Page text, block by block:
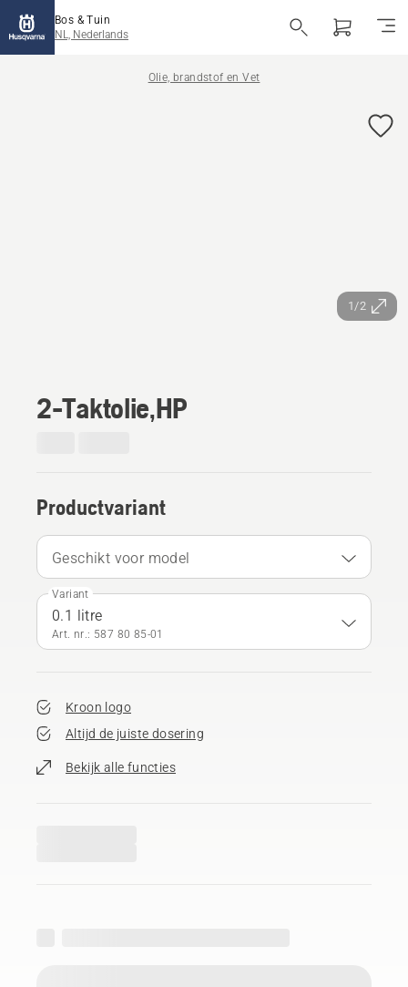
Bos & Tuin
NL, Nederlands
Olie, brandstof en Vet
1/2
2-Taktolie,HP
Productvariant
Geschikt voor model
Variant
0.1 litre
Art. nr.: 587 80 85‑01
Kroon logo
Altijd de juiste dosering
Bekijk alle functies